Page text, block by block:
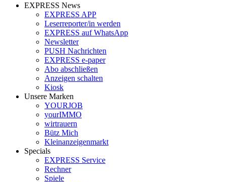
EXPRESS News
EXPRESS APP
Leserreporter/in werden
EXPRESS auf WhatsApp
Newsletter
PUSH Nachrichten
EXPRESS e-paper
Abo abschließen
Anzeigen schalten
Kiosk
Unsere Marken
YOURJOB
yourIMMO
wirtrauern
Bütz Mich
Kleinanzeigenmarkt
Specials
EXPRESS Service
Rechner
Spiele